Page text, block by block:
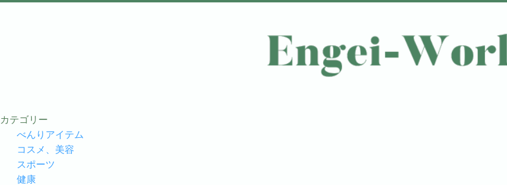
カテゴリー
べんりアイテム
コスメ、美容
スポーツ
健康